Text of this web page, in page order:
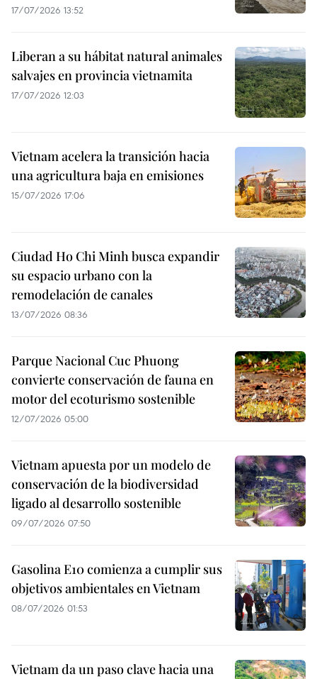
17/07/2026 13:52
Liberan a su hábitat natural animales
salvajes en provincia vietnamita
17/07/2026 12:03
Vietnam acelera la transición hacia
una agricultura baja en emisiones
15/07/2026 17:06
Ciudad Ho Chi Minh busca expandir
su espacio urbano con la
remodelación de canales
13/07/2026 08:36
Parque Nacional Cuc Phuong
convierte conservación de fauna en
motor del ecoturismo sostenible
12/07/2026 05:00
Vietnam apuesta por un modelo de
conservación de la biodiversidad
ligado al desarrollo sostenible
09/07/2026 07:50
Gasolina E10 comienza a cumplir sus
objetivos ambientales en Vietnam
08/07/2026 01:53
Vietnam da un paso clave hacia una